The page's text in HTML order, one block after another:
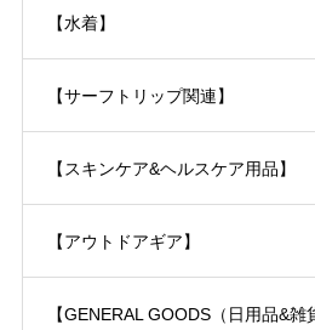
【水着】
【サーフトリップ関連】
【スキンケア&ヘルスケア用品】
【アウトドアギア】
【GENERAL GOODS（日用品&雑